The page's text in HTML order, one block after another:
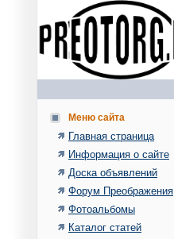
Меню сайта
Главная страница
Информация о сайте
Доска объявлений
Форум Преображения
Фотоальбомы
Каталог статей